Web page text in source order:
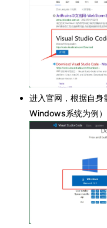
进入官网，根据自身
Windows系统为例）